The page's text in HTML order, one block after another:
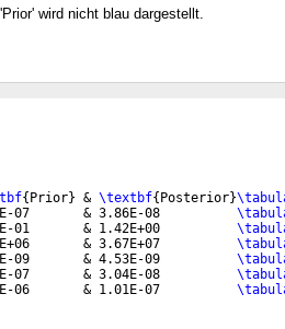
wird nicht blau dargestellt.
{ Prior} & \textbf{ Posterior}
07       & 3.86E-08
01       & 1.42E+00
& 3.67E+07
09       & 4.53E-09
07       & 3.04E-08
06       & 1.01E-07